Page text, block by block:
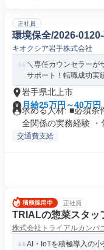
正社員
環境保全/2026-
キオクシア岩手株式会社
＼専任カウンセラーが
サポート！転職成功実
岩手県北上市
月給25万円～40万円
求める人材: ■必須条
全関係の実務経験 ・
交通費支給
正社員
TRIALの惣菜スタッ
株式会社トライアルカンパ
AI・IoTを積極導入の